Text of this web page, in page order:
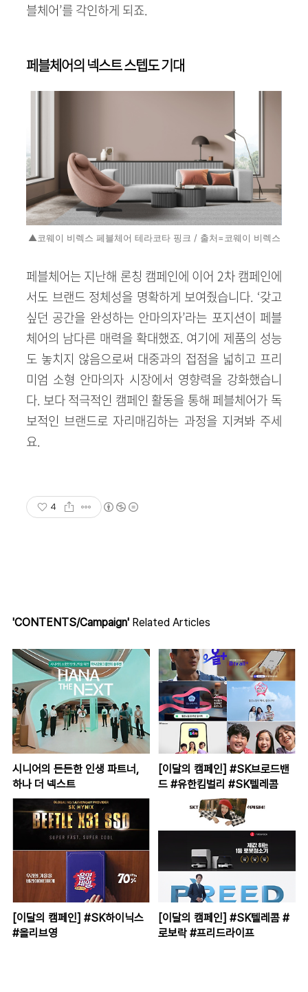
블체어’를 각인하게 되죠.
페블체어의 넥스트 스텝도 기대
▲코웨이 비렉스 페블체어 테라코타 핑크 / 출처=코웨이 비렉스
페블체어는 지난해 론칭 캠페인에 이어 2차 캠페인에
서도 브랜드 정체성을 명확하게 보여줬습니다. ‘갖고
싶던 공간을 완성하는 안마의자’라는 포지션이 페블
체어의 남다른 매력을 확대했죠. 여기에 제품의 성능
도 놓치지 않음으로써 대중과의 접점을 넓히고 프리
미엄 소형 안마의자 시장에서 영향력을 강화했습니
다. 보다 적극적인 캠페인 활동을 통해 페블체어가 독
보적인 브랜드로 자리매김하는 과정을 지켜봐 주세
요.
4
'CONTENTS/Campaign' Related Articles
시니어의 든든한 인생 파트너,
하나 더 넥스트
[이달의 캠페인] #SK브로드밴
드 #유한킴벌리 #SK텔레콤
[이달의 캠페인] #SK하이닉스
#올리브영
[이달의 캠페인] #SK텔레콤 #
로보락 #프리드라이프